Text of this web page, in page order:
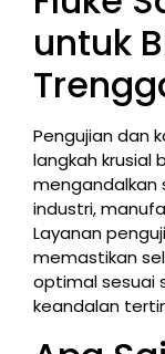
untuk
Pengujian dan
langkah krusial
mengandalkan
industri,
Layanan
memastikan
optimal sesuai
keandalan